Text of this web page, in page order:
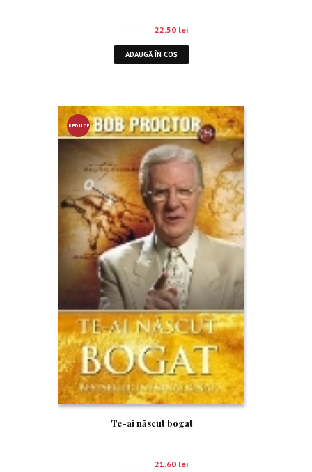
22.50 lei
ADAUGĂ ÎN COȘ
REDUCE
Te-ai născut bogat
21.60 lei